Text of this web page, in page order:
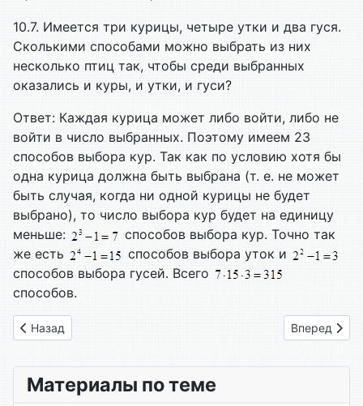
10.7. Имеется три курицы, четыре утки и два гуся.
Сколькими способами можно выбрать из них
несколько птиц так, чтобы среди выбранных
оказались и куры, и утки, и гуси?
Ответ: Каждая курица может либо войти, либо не
войти в число выбранных. Поэтому имеем 23
способов выбора кур. Так как по условию хотя бы
одна курица должна быть выбрана (т. е. не может
быть случая, когда ни одной курицы не будет
выбрано), то число выбора кур будет на единицу
меньше:
способов выбора кур. Точно так
же есть
способов выбора уток и
способов выбора гусей. Всего
способов.
Предыдущий: 11. Свойства биномиальных коэффициентов
Назад Следующий:
Вперед
Материалы по теме